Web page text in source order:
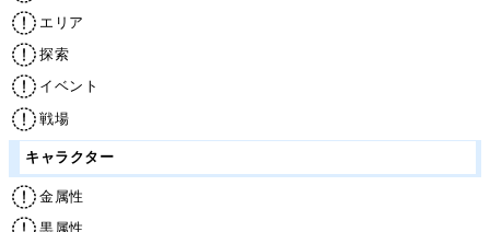
エリア
探索
イベント
戦場
キャラクター
金属性
黒属性